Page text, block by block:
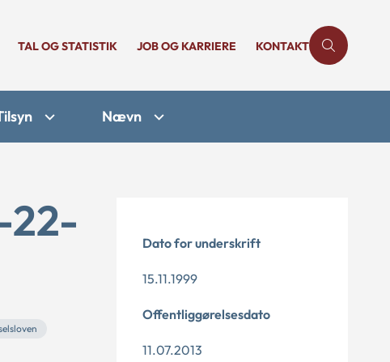
TAL OG STATISTIK JOB OG KARRIERE KONTAKT
Nævn
22-
Dato for underskrift
15.11.1999
Offentliggørelsesdato
11.07.2013